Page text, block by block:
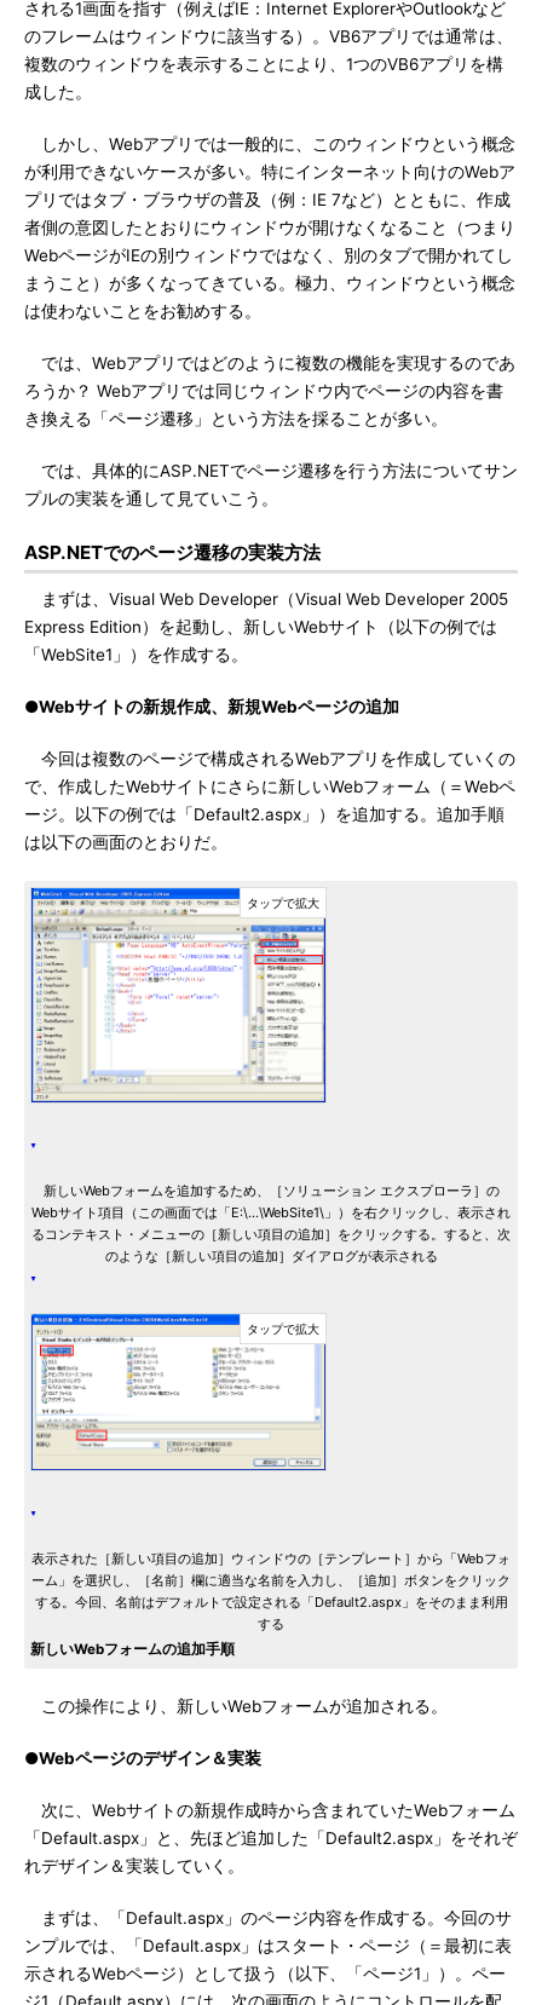
される1画面を指す（例えばIE：Internet ExplorerやOutlookなど
のフレームはウィンドウに該当する）。VB6アプリでは通常は、
複数のウィンドウを表示することにより、1つのVB6アプリを構
成した。
しかし、Webアプリでは一般的に、このウィンドウという概念
が利用できないケースが多い。特にインターネット向けのWebア
プリではタブ・ブラウザの普及（例：IE 7など）とともに、作成
者側の意図したとおりにウィンドウが開けなくなること（つまり
WebページがIEの別ウィンドウではなく、別のタブで開かれてし
まうこと）が多くなってきている。極力、ウィンドウという概念
は使わないことをお勧めする。
では、Webアプリではどのように複数の機能を実現するのであ
ろうか？ Webアプリでは同じウィンドウ内でページの内容を書
き換える「ページ遷移」という方法を採ることが多い。
では、具体的にASP.NETでページ遷移を行う方法についてサン
プルの実装を通して見ていこう。
ASP.NETでのページ遷移の実装方法
まずは、Visual Web Developer（Visual Web Developer 2005
Express Edition）を起動し、新しいWebサイト（以下の例では
「WebSite1」）を作成する。
●Webサイトの新規作成、新規Webページの追加
今回は複数のページで構成されるWebアプリを作成していくの
で、作成したWebサイトにさらに新しいWebフォーム（＝Webペ
ージ。以下の例では「Default2.aspx」）を追加する。追加手順
は以下の画面のとおりだ。
新しいWebフォームを追加するため、［ソリューション エクスプローラ］の
Webサイト項目（この画面では「E:\...\WebSite1\」）を右クリックし、表示され
るコンテキスト・メニューの［新しい項目の追加］をクリックする。すると、次
のような［新しい項目の追加］ダイアログが表示される
表示された［新しい項目の追加］ウィンドウの［テンプレート］から「Webフォ
ーム」を選択し、［名前］欄に適当な名前を入力し、［追加］ボタンをクリック
する。今回、名前はデフォルトで設定される「Default2.aspx」をそのまま利用
する
新しいWebフォームの追加手順
この操作により、新しいWebフォームが追加される。
●Webページのデザイン＆実装
次に、Webサイトの新規作成時から含まれていたWebフォーム
「Default.aspx」と、先ほど追加した「Default2.aspx」をそれぞ
れデザイン＆実装していく。
まずは、「Default.aspx」のページ内容を作成する。今回のサ
ンプルでは、「Default.aspx」はスタート・ページ（＝最初に表
示されるWebページ）として扱う（以下、「ページ1」）。ペー